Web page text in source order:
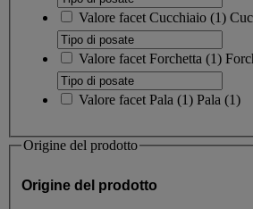
Valore facet Cucchiaio (1)
Valore facet Forchetta (1)
Valore facet Pala (1) Pala (1)
Origine del prodotto
Origine del prodotto